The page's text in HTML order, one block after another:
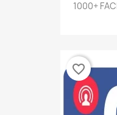
1000+
favorite_border